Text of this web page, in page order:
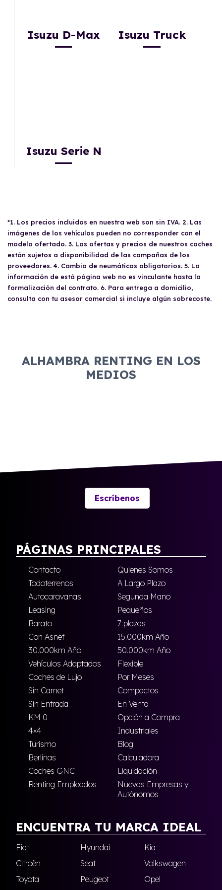
Isuzu D-Max Isuzu Truck
Isuzu Serie N
*1. Los precios incluidos en nuestra web son sin IVA. 2. Las
imágenes de los vehículos pueden no corresponder con el
modelo ofertado. 3. Las ofertas y precios de nuestros coches
están sujetos a disponibilidad de las campañas de los
proveedores. 4. Cambio de neumáticos obligatorios. 5. La
información de está página web no es vinculante hasta la
formalización del contrato. 6. Para entrega a domicilio,
consulta con tu asesor comercial si incluye algún sobrecoste.
ALHAMBRA RENTING EN LOS
MEDIOS
Escríbenos
PÁGINAS PRINCIPALES
Contacto
Quienes Somos
Todoterrenos
A Largo Plazo
Autocaravanas
Segunda Mano
Leasing
Pequeños
Barato
7 plazas
Con Asnef
15.000km Año
30.000km Año
50.000km Año
Vehículos Adaptados
Flexible
Coches de Lujo
Por Meses
Sin Carnet
Compactos
Sin Entrada
En Venta
KM 0
Opción a Compra
4×4
Industriales
Turismo
Blog
Berlinas
Calculadora
Coches GNC
Liquidación
Renting Empleados
Nuevas Empresas y
Autónomos
ENCUENTRA TU MARCA IDEAL
Fiat Hyundai
Kia
Citroën
Seat
Volkswagen
Toyota
Peugeot
Opel